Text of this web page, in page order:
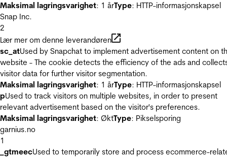
Maksimal lagringsvarighet: 1 årType: HTTP-informasjonskapsel
Snap Inc.
2
Lær mer om denne leverandøren
sc_atUsed by Snapchat to implement advertisement content on
website - The cookie detects the efficiency of the ads and
visitor data for further visitor segmentation.
Maksimal lagringsvarighet: 1 årType: HTTP-informasjonskapsel
pUsed to track visitors on multiple websites, in order to present
relevant advertisement based on the visitor's preferences.
Maksimal lagringsvarighet: ØktType: Pikselsporing
garnius.no
1
_gtmeecUsed to temporarily store and process ecommerce-